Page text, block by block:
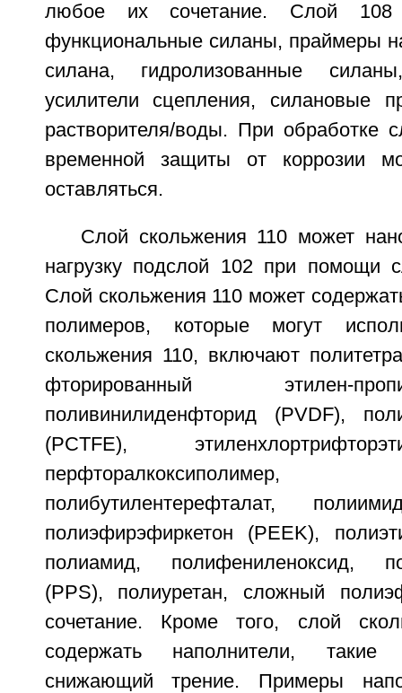
любое их сочетание. Слой 108
функциональные силаны, праймеры
силана, гидролизованные
усилители сцепления, силановые
растворителя/воды. При обработке
временной защиты от коррозии
оставляться.
Слой скольжения 110 может
нагрузку подслой 102 при помощи
Слой скольжения 110 может
полимеров, которые могут
скольжения 110, включают
фторированный этилен-
поливинилиденфторид (PVDF),
(PCTFE),
полибутилентерефталат,
полиэфирэфиркетон (PEEK),
полиамид, полифениленоксид,
(PPS), полиуретан, сложный
сочетание. Кроме того, слой
содержать наполнители, такие
снижающий трение. Примеры